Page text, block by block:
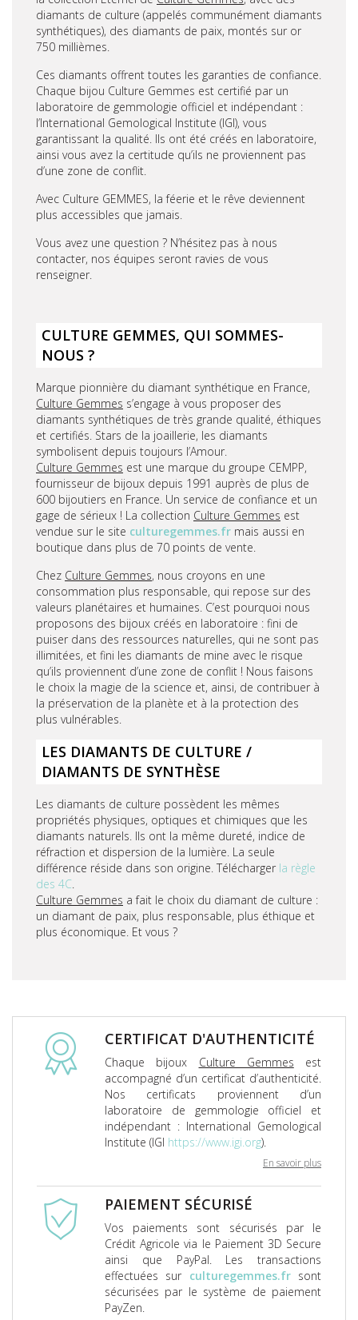
diamants de culture (appelés communément diamants
synthétiques), des diamants de paix, montés sur or
750 millièmes.
Ces diamants offrent toutes les garanties de confiance.
Chaque bijou Culture Gemmes est certifié par un
laboratoire de gemmologie officiel et indépendant :
l’International Gemological Institute (IGI), vous
garantissant la qualité. Ils ont été créés en laboratoire,
ainsi vous avez la certitude qu’ils ne proviennent pas
d’une zone de conflit.
Avec Culture GEMMES, la féerie et le rêve deviennent
plus accessibles que jamais.
Vous avez une question ? N’hésitez pas à nous
contacter, nos équipes seront ravies de vous
renseigner.
CULTURE GEMMES, QUI SOMMES-
NOUS ?
Marque pionnière du diamant synthétique en France,
Culture Gemmes s’engage à vous proposer des
diamants synthétiques de très grande qualité, éthiques
et certifiés. Stars de la joaillerie, les diamants
symbolisent depuis toujours l’Amour.
Culture Gemmes est une marque du groupe CEMPP,
fournisseur de bijoux depuis 1991 auprès de plus de
600 bijoutiers en France. Un service de confiance et un
gage de sérieux ! La collection Culture Gemmes est
vendue sur le site culturegemmes.fr mais aussi en
boutique dans plus de 70 points de vente.
Chez Culture Gemmes, nous croyons en une
consommation plus responsable, qui repose sur des
valeurs planétaires et humaines. C’est pourquoi nous
proposons des bijoux créés en laboratoire : fini de
puiser dans des ressources naturelles, qui ne sont pas
illimitées, et fini les diamants de mine avec le risque
qu’ils proviennent d’une zone de conflit ! Nous faisons
le choix la magie de la science et, ainsi, de contribuer à
la préservation de la planète et à la protection des
plus vulnérables.
LES DIAMANTS DE CULTURE /
DIAMANTS DE SYNTHÈSE
Les diamants de culture possèdent les mêmes
propriétés physiques, optiques et chimiques que les
diamants naturels. Ils ont la même dureté, indice de
réfraction et dispersion de la lumière. La seule
différence réside dans son origine. Télécharger la règle
des 4C
Culture Gemmes a fait le choix du diamant de culture :
un diamant de paix, plus responsable, plus éthique et
plus économique. Et vous ?
CERTIFICAT D'AUTHENTICITÉ
Chaque bijoux Culture Gemmes est
accompagné d’un certificat d’authenticité.
Nos certificats proviennent d’un
laboratoire de gemmologie officiel et
indépendant : International Gemological
Institute (IGI https://www.igi.org).
En savoir plus
PAIEMENT SÉCURISÉ
Vos paiements sont sécurisés par le
Crédit Agricole via le Paiement 3D Secure
ainsi que PayPal. Les transactions
effectuées sur culturegemmes.frsont
sécurisées par le système de paiement
PayZen.